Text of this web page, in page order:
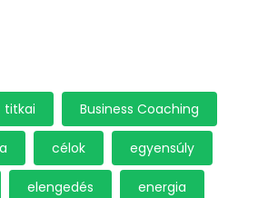
titkai Business Coaching
célok egyensúly
elengedés energia